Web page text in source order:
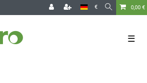
€ 0,00 €
☰